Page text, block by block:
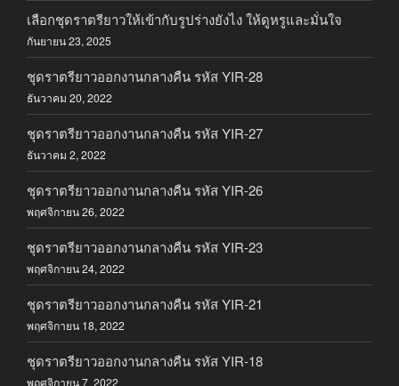
เลือกชุดราตรียาวให้เข้ากับรูปร่างยังไง ให้ดูหรูและมั่นใจ
กันยายน 23, 2025
ชุดราตรียาวออกงานกลางคืน รหัส YIR-28
ธันวาคม 20, 2022
ชุดราตรียาวออกงานกลางคืน รหัส YIR-27
ธันวาคม 2, 2022
ชุดราตรียาวออกงานกลางคืน รหัส YIR-26
พฤศจิกายน 26, 2022
ชุดราตรียาวออกงานกลางคืน รหัส YIR-23
พฤศจิกายน 24, 2022
ชุดราตรียาวออกงานกลางคืน รหัส YIR-21
พฤศจิกายน 18, 2022
ชุดราตรียาวออกงานกลางคืน รหัส YIR-18
พฤศจิกายน 7, 2022